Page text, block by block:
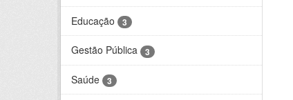
Educação 3
Gestão Pública 3
Saúde 3